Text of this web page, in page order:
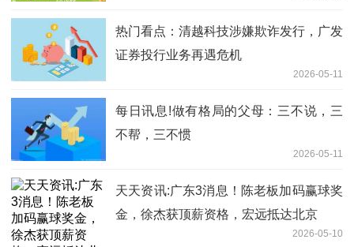
热门看点：清越科技涉嫌欺诈发行，广发
证券投行业务再遇危机
2026-05-11
每日讯息!做有格局的父母：三不说，三
不帮，三不惯
2026-05-11
天天资讯:广东3消息！陈老板加码赢球奖
金，徐杰获顶薪资格，宏远抵达北京
2026-05-10